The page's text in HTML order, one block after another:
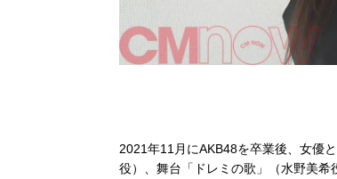
2021年11月にAKB48を卒業後、女優
役）、舞台「ドレミの歌」（水野美